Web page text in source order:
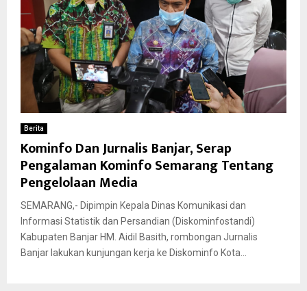
Berita
Kominfo Dan Jurnalis Banjar, Serap
Pengalaman Kominfo Semarang Tentang
Pengelolaan Media
SEMARANG,- Dipimpin Kepala Dinas Komunikasi dan
Informasi Statistik dan Persandian (Diskominfostandi)
Kabupaten Banjar HM. Aidil Basith, rombongan Jurnalis
Banjar lakukan kunjungan kerja ke Diskominfo Kota...